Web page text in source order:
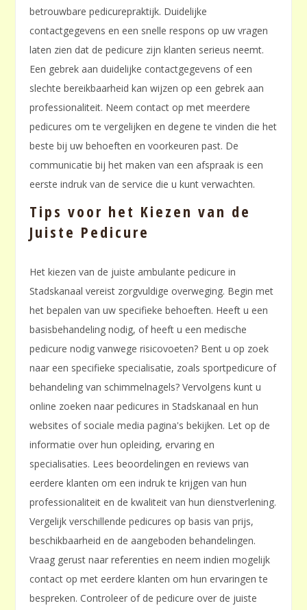
betrouwbare pedicurepraktijk. Duidelijke
contactgegevens en een snelle respons op uw vragen
laten zien dat de pedicure zijn klanten serieus neemt.
Een gebrek aan duidelijke contactgegevens of een
slechte bereikbaarheid kan wijzen op een gebrek aan
professionaliteit. Neem contact op met meerdere
pedicures om te vergelijken en degene te vinden die het
beste bij uw behoeften en voorkeuren past. De
communicatie bij het maken van een afspraak is een
eerste indruk van de service die u kunt verwachten.
Tips voor het Kiezen van de
Juiste Pedicure
Het kiezen van de juiste ambulante pedicure in
Stadskanaal vereist zorgvuldige overweging. Begin met
het bepalen van uw specifieke behoeften. Heeft u een
basisbehandeling nodig, of heeft u een medische
pedicure nodig vanwege risicovoeten? Bent u op zoek
naar een specifieke specialisatie, zoals sportpedicure of
behandeling van schimmelnagels? Vervolgens kunt u
online zoeken naar pedicures in Stadskanaal en hun
websites of sociale media pagina's bekijken. Let op de
informatie over hun opleiding, ervaring en
specialisaties. Lees beoordelingen en reviews van
eerdere klanten om een indruk te krijgen van hun
professionaliteit en de kwaliteit van hun dienstverlening.
Vergelijk verschillende pedicures op basis van prijs,
beschikbaarheid en de aangeboden behandelingen.
Vraag gerust naar referenties en neem indien mogelijk
contact op met eerdere klanten om hun ervaringen te
bespreken. Controleer of de pedicure over de juiste